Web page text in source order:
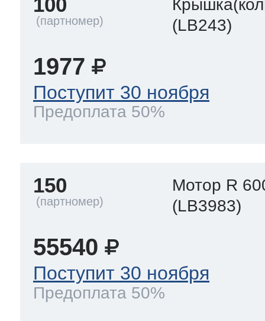
(LB243)
1977
Поступит 30 ноября
Предоплата 50%
150
Мотор R
(LB3983)
55540
Поступит 30 ноября
Предоплата 50%